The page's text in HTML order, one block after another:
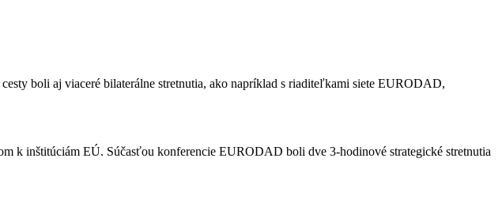
boli aj viaceré bilaterálne stretnutia, ako napríklad s riaditeľkami siete EURODAD,
k inštitúciám EÚ. Súčasťou konferencie EURODAD boli dve 3-hodinové strategické stretnutia